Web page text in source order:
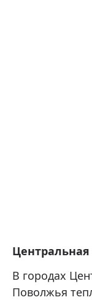
В городах
Поволжья